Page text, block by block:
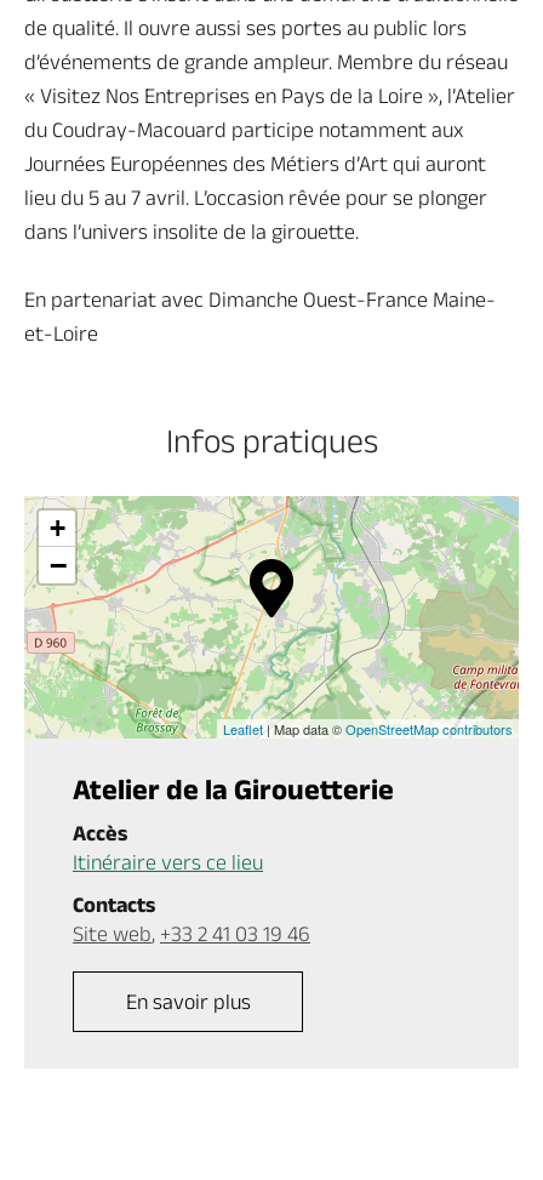
de qualité. Il ouvre aussi ses portes au public lors
d’événements de grande ampleur. Membre du réseau
« Visitez Nos Entreprises en Pays de la Loire », l’Atelier
du Coudray-Macouard participe notamment aux
Journées Européennes des Métiers d’Art qui auront
lieu du 5 au 7 avril. L’occasion rêvée pour se plonger
dans l’univers insolite de la girouette.
En partenariat avec Dimanche Ouest-France Maine-
et-Loire
Infos pratiques
+
−
Leaflet| Map data ©OpenStreetMap contributors
Atelier de la Girouetterie
Accès
Itinéraire vers ce lieu
Contacts
Site web, +33 2 41 03 19 46
En savoir plus